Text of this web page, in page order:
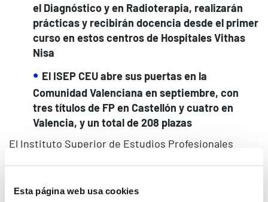
Esta página web usa cookies
el Diagnóstico y en Radioterapia, realizarán
prácticas y recibirán docencia desde el primer
curso en estos centros de Hospitales Vithas
Nisa
El ISEP CEU abre sus puertas en la
Comunidad Valenciana en septiembre, con
tres títulos de FP en Castellón y cuatro en
Valencia, y un total de 208 plazas
El Instituto Superior de Estudios Profesionales
Castellón, ha suscrito un convenio de colaboración